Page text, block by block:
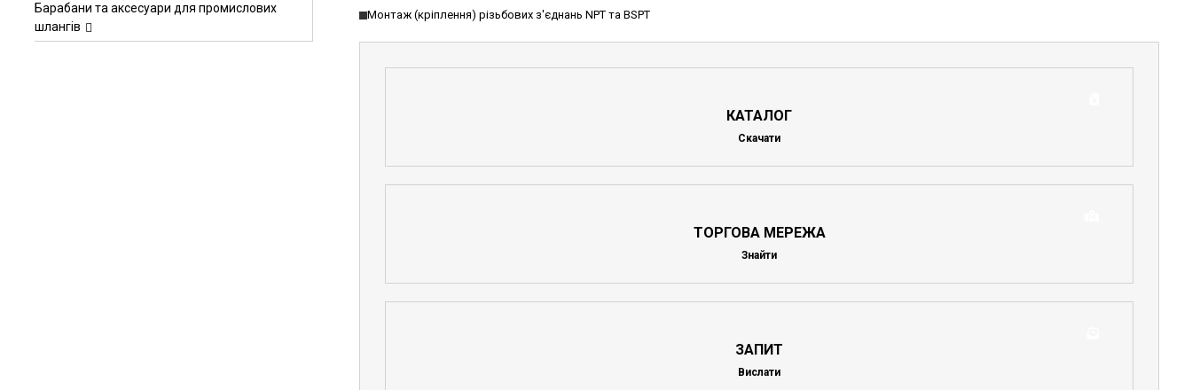
Монтаж (кріплення) різьбових з'єднань NPT та BSPT
КАТАЛОГ
Скачати
ТОРГОВА МЕРЕЖА
Знайти
ЗАПИТ
Вислати
Барабани та аксесуари для промислових
шлангів